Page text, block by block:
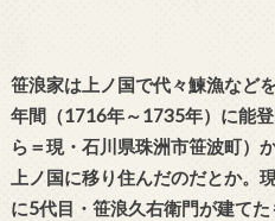
笹浪家は上ノ国で代々鰊漁など
年間（1716年～1735年）に能
ら＝現・石川県珠洲市笹波町）
上ノ国に移り住んだのだとか。
に5代目・笹浪久右衛門が建て